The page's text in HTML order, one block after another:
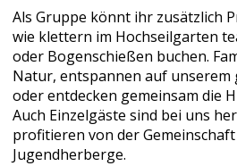
Als Gruppe könnt ihr zusätzlich
wie klettern im Hochseilgarten
oder Bogenschießen buchen.
Natur, entspannen auf
oder entdecken gemeinsam die
Auch Einzelgäste sind bei uns
profitieren von der
Jugendherberge.